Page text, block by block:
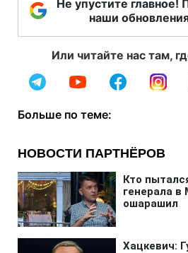
Не упустите главное!
наши
Или читайте нас там,
Больше по теме: